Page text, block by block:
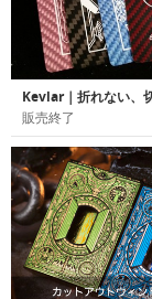
販売終了